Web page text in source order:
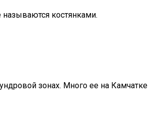
костянками.
зонах. Много ее на Камчатке